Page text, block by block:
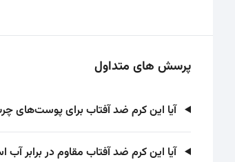
پرسش های متداول
آیا این کرم ضد آفتاب برای پوست‌های
آیا این کرم ضد آفتاب مقاوم در برابر